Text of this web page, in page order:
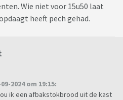
Wie niet voor 15u50 laat
heeft pech gehad.
2024 om 19:15:
ik een afbakstokbrood uit de kast